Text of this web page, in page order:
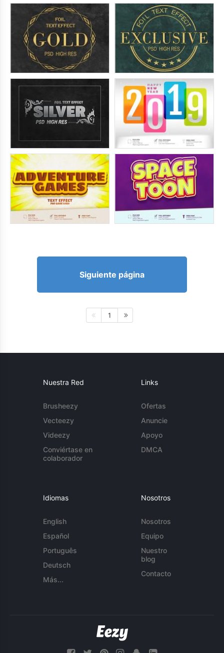
Siguiente página
1
Nuestra Red
Brusheezy
Vecteezy
Videezy
Conviértase en
colaborador
Links
Ofertas
Anuncie
Apoyo
DMCA
Idiomas
English
Español
Português
Deutsch
Más...
Nosotros
Nosotros
Equipo
Nuestro
blog
Contacto